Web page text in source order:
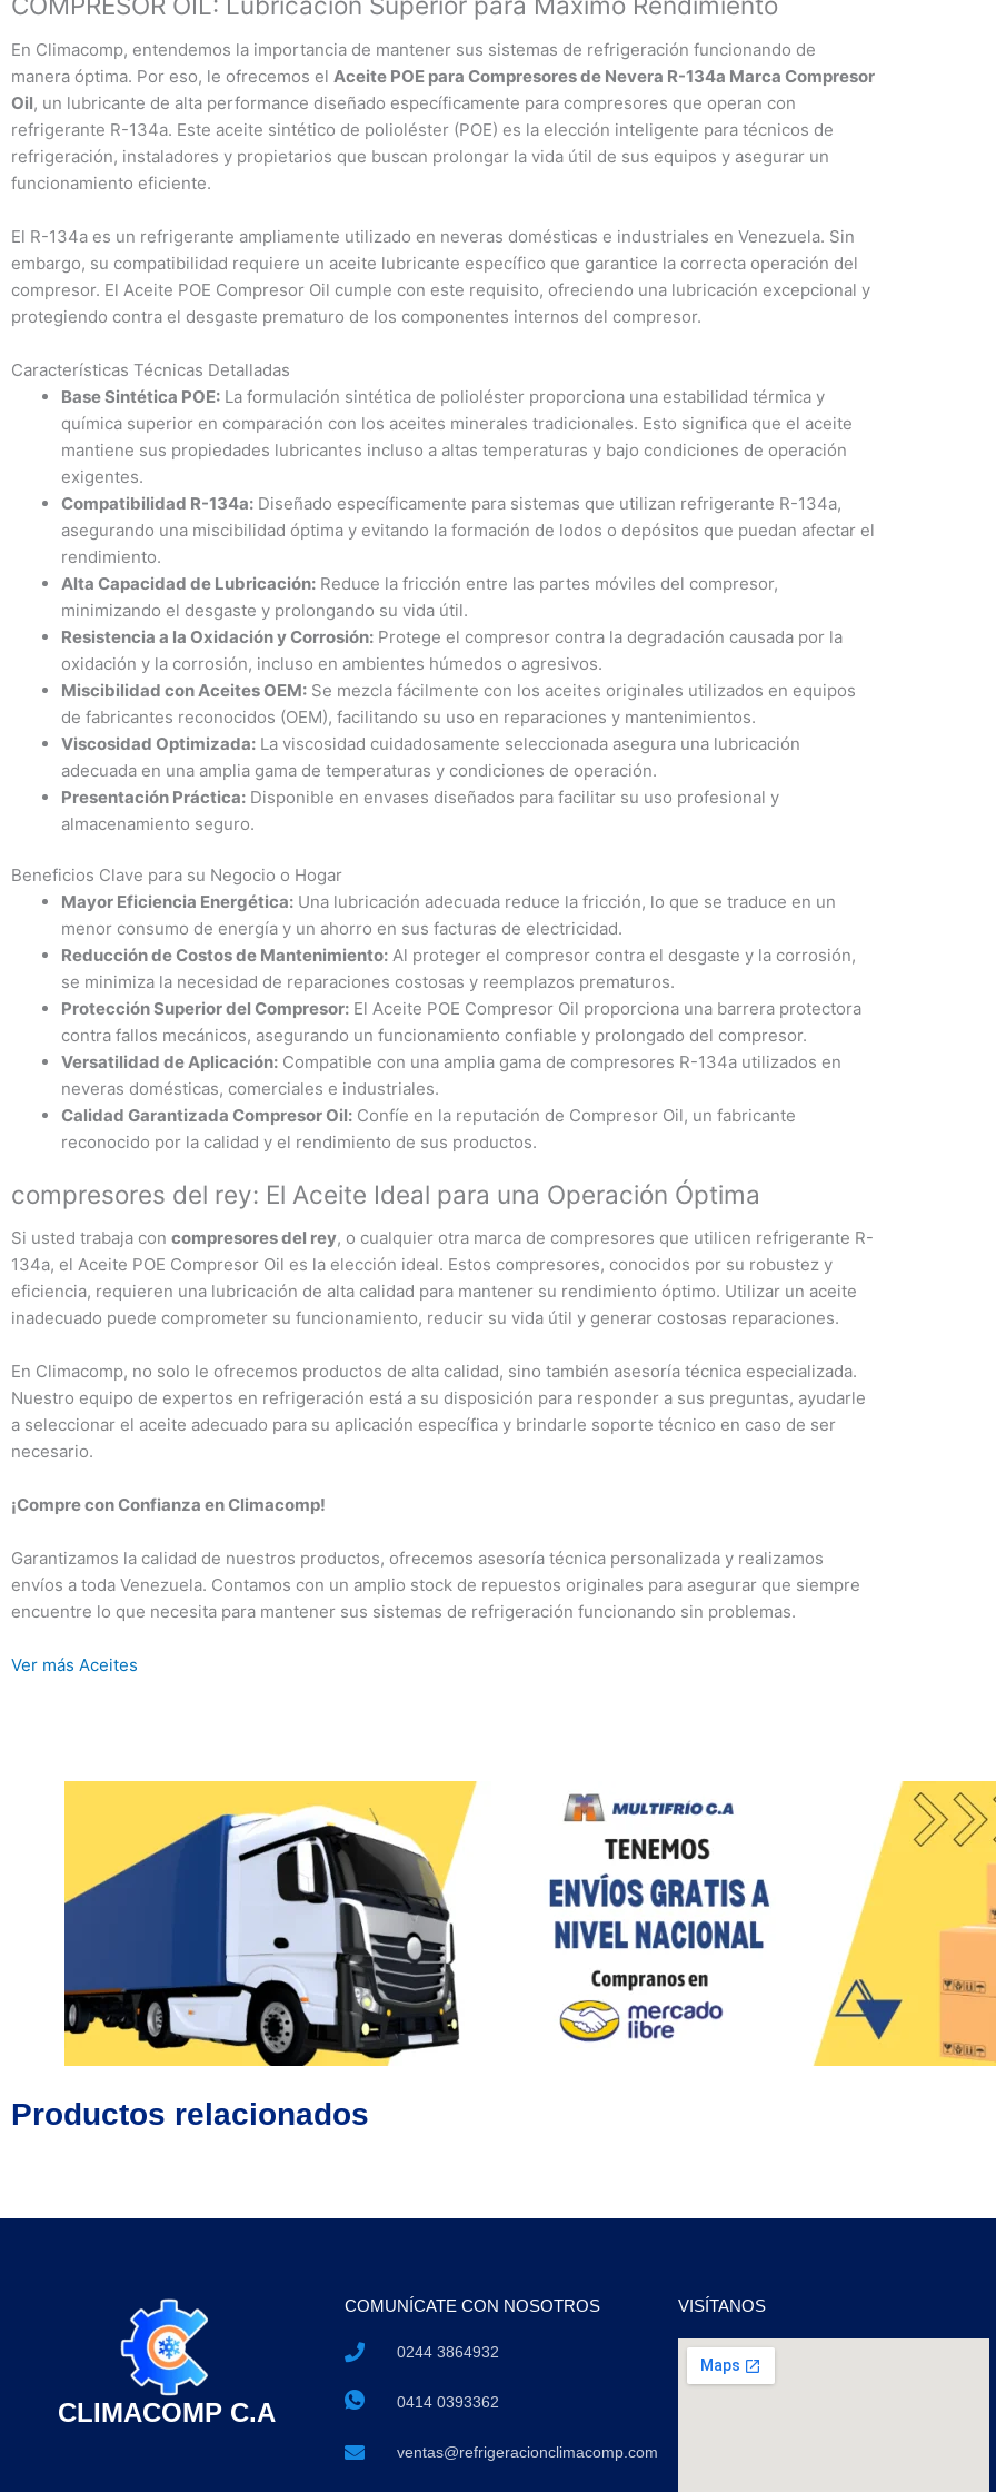
cantidad
En Climacomp, entendemos la importancia de mantener sus sistemas de refrigeración funcionando de
manera óptima. Por eso, le ofrecemos el Aceite POE para Compresores de Nevera R-134a Marca Compresor
Oil, un lubricante de alta performance diseñado específicamente para compresores que operan con
refrigerante R-134a. Este aceite sintético de polioléster (POE) es la elección inteligente para técnicos de
refrigeración, instaladores y propietarios que buscan prolongar la vida útil de sus equipos y asegurar un
funcionamiento eficiente.
El R-134a es un refrigerante ampliamente utilizado en neveras domésticas e industriales en Venezuela. Sin
embargo, su compatibilidad requiere un aceite lubricante específico que garantice la correcta operación del
compresor. El Aceite POE Compresor Oil cumple con este requisito, ofreciendo una lubricación excepcional y
protegiendo contra el desgaste prematuro de los componentes internos del compresor.
Características Técnicas Detalladas
Base Sintética POE: La formulación sintética de polioléster proporciona una estabilidad térmica y
química superior en comparación con los aceites minerales tradicionales. Esto significa que el aceite
mantiene sus propiedades lubricantes incluso a altas temperaturas y bajo condiciones de operación
exigentes.
Compatibilidad R-134a: Diseñado específicamente para sistemas que utilizan refrigerante R-134a,
asegurando una miscibilidad óptima y evitando la formación de lodos o depósitos que puedan afectar el
rendimiento.
Alta Capacidad de Lubricación: Reduce la fricción entre las partes móviles del compresor,
minimizando el desgaste y prolongando su vida útil.
Resistencia a la Oxidación y Corrosión: Protege el compresor contra la degradación causada por la
oxidación y la corrosión, incluso en ambientes húmedos o agresivos.
Miscibilidad con Aceites OEM: Se mezcla fácilmente con los aceites originales utilizados en equipos
de fabricantes reconocidos (OEM), facilitando su uso en reparaciones y mantenimientos.
Viscosidad Optimizada: La viscosidad cuidadosamente seleccionada asegura una lubricación
adecuada en una amplia gama de temperaturas y condiciones de operación.
Presentación Práctica: Disponible en envases diseñados para facilitar su uso profesional y
almacenamiento seguro.
Beneficios Clave para su Negocio o Hogar
Mayor Eficiencia Energética: Una lubricación adecuada reduce la fricción, lo que se traduce en un
menor consumo de energía y un ahorro en sus facturas de electricidad.
Reducción de Costos de Mantenimiento: Al proteger el compresor contra el desgaste y la corrosión,
se minimiza la necesidad de reparaciones costosas y reemplazos prematuros.
Protección Superior del Compresor: El Aceite POE Compresor Oil proporciona una barrera protectora
contra fallos mecánicos, asegurando un funcionamiento confiable y prolongado del compresor.
Versatilidad de Aplicación: Compatible con una amplia gama de compresores R-134a utilizados en
neveras domésticas, comerciales e industriales.
Calidad Garantizada Compresor Oil: Confíe en la reputación de Compresor Oil, un fabricante
reconocido por la calidad y el rendimiento de sus productos.
compresores del rey: El Aceite Ideal para una Operación Óptima
Si usted trabaja con compresores del rey, o cualquier otra marca de compresores que utilicen refrigerante R-
134a, el Aceite POE Compresor Oil es la elección ideal. Estos compresores, conocidos por su robustez y
eficiencia, requieren una lubricación de alta calidad para mantener su rendimiento óptimo. Utilizar un aceite
inadecuado puede comprometer su funcionamiento, reducir su vida útil y generar costosas reparaciones.
En Climacomp, no solo le ofrecemos productos de alta calidad, sino también asesoría técnica especializada.
Nuestro equipo de expertos en refrigeración está a su disposición para responder a sus preguntas, ayudarle
a seleccionar el aceite adecuado para su aplicación específica y brindarle soporte técnico en caso de ser
necesario.
¡Compre con Confianza en Climacomp!
Garantizamos la calidad de nuestros productos, ofrecemos asesoría técnica personalizada y realizamos
envíos a toda Venezuela. Contamos con un amplio stock de repuestos originales para asegurar que siempre
encuentre lo que necesita para mantener sus sistemas de refrigeración funcionando sin problemas.
Ver más Aceites
Productos relacionados
CLIMACOMP C.A
COMUNÍCATE CON NOSOTROS
0244 3864932
0414 0393362
ventas@refrigeracionclimacomp.com
VISÍTANOS